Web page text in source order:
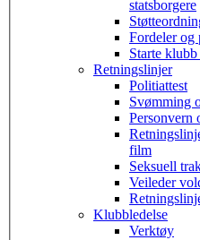
statsborgere
Fordeler og
Starte
Retningslinjer
Politiattest
Svømming
Personvern
film
Seksuell
Veileder
Klubbledelse
Verktøy